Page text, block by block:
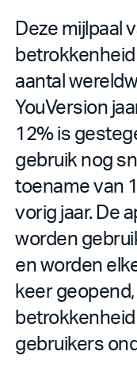
Deze mijlpaal
betrokkenheid
aantal
YouVersion
12% is
gebruik nog
toename van
vorig jaar. De
worden
en worden
keer
gebruikers